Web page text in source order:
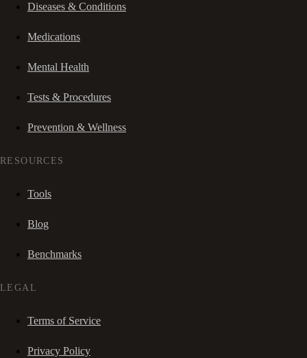
Diseases & Conditions
Medications
Mental Health
Tests & Procedures
Prevention & Wellness
RESOURCES
Tools
Blog
Benchmarks
LEGAL
Terms of Service
Privacy Policy